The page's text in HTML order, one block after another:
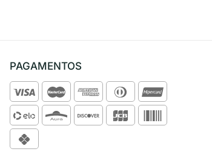
PAGAMENTOS